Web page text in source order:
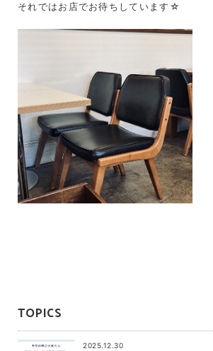
それではお店でお待ちしています☆
TOPICS
2025.12.30